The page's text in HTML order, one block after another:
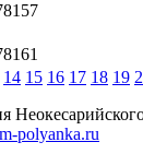
14 15 16 17 18 19
polyanka.ru